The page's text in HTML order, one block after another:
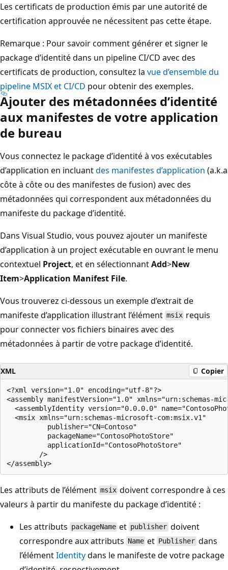
Les certificats de production émis par une autorité de
certification approuvée ne nécessitent pas cette étape.
Remarque : Pour savoir comment générer et signer le
package d’identité dans un pipeline CI/CD avec des
certificats de production, consultez la vue d’ensemble du
pipeline MSIX et CI/CD pour obtenir des exemples.
Ajouter des métadonnées d’identité
aux manifestes de votre application
de bureau
Vous connectez le package d’identité à vos exécutables
d’application en incluantdes manifestes d’application (a.k.a
côte à côte ou des manifestes de fusion) avec des
métadonnées qui correspondent aux métadonnées du
manifeste du package d’identité.
Dans Visual Studio, vous pouvez ajouter un manifeste
d’application à un project exécutable en ouvrant le menu
contextuel Project, et en sélectionnantAdd>New
Item>Application Manifest File.
Vous trouverez ci-dessous un exemple d’extrait de
manifeste d’application illustrant l’élément msix requis
pour connecter vos fichiers binaires avec des
métadonnées à partir de votre package d’identité.
XML Copier
<?xml version="1.0" encoding="utf-8"?>
<assembly manifestVersion="1.0" xmlns="urn:schemas-
<assemblyIdentity version="0.0.0.0"
  <msix xmlns="urn:schemas-microsoft-com:msix.v1"
          publisher="CN=Contoso"
          packageName="ContosoPhotoStore"
          applicationId="ContosoPhotoStore"
        />
Les attributs de l’élément msix doivent correspondre à ces
valeurs à partir du manifeste du package d’identité :
Les attributs packageName et publisher doivent
correspondre aux attributs Name et Publisher dans
l’élémentIdentitydans le manifeste de votre package